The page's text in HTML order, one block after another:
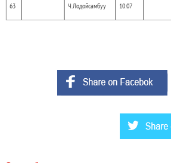
63 Ч.Лодойсамбуу 10:07